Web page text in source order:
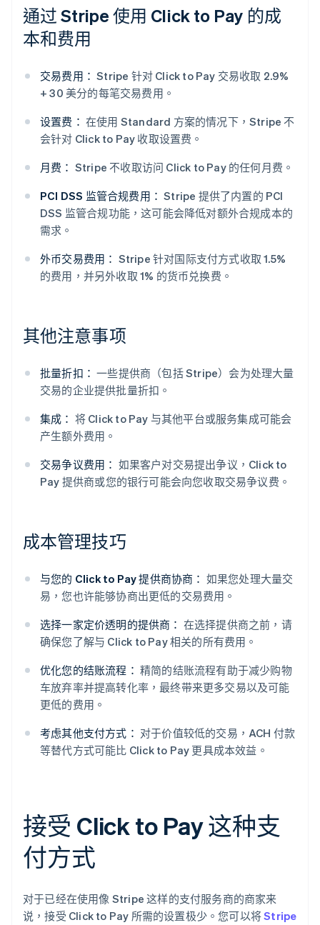
通过 Stripe 使用 Click to Pay 的成
本和费用
交易费用： Stripe 针对 Click to Pay 交易收取 2.9%
+ 30 美分的每笔交易费用。
设置费： 在使用 Standard 方案的情况下，Stripe 不
会针对 Click to Pay 收取设置费。
月费： Stripe 不收取访问 Click to Pay 的任何月费。
PCI DSS 监管合规费用： Stripe 提供了内置的 PCI
DSS 监管合规功能，这可能会降低对额外合规成本的
需求。
外币交易费用： Stripe 针对国际支付方式收取 1.5%
的费用，并另外收取 1% 的货币兑换费。
其他注意事项
批量折扣： 一些提供商（包括 Stripe）会为处理大量
交易的企业提供批量折扣。
集成： 将 Click to Pay 与其他平台或服务集成可能会
产生额外费用。
交易争议费用： 如果客户对交易提出争议，Click to
Pay 提供商或您的银行可能会向您收取交易争议费。
成本管理技巧
与您的 Click to Pay 提供商协商： 如果您处理大量交
易，您也许能够协商出更低的交易费用。
选择一家定价透明的提供商： 在选择提供商之前，请
确保您了解与 Click to Pay 相关的所有费用。
优化您的结账流程： 精简的结账流程有助于减少购物
车放弃率并提高转化率，最终带来更多交易以及可能
更低的费用。
考虑其他支付方式： 对于价值较低的交易，ACH 付款
等替代方式可能比 Click to Pay 更具成本效益。
接受 Click to Pay 这种支
付方式
对于已经在使用像 Stripe 这样的支付服务商的商家来
说，接受 Click to Pay 所需的设置极少。您可以将Stripe